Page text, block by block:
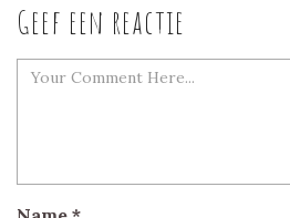
Geef een reactie